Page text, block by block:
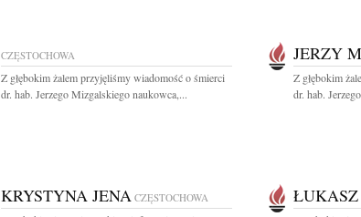
CZĘSTOCHOWA
Z głębokim żalem przyjęliśmy wiadomość o śmierci
dr. hab. Jerzego Mizgalskiego naukowca,...
JERZY
Z głębokim
dr. hab.
KRYSTYNA JENA CZĘSTOCHOWA